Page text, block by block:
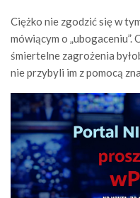
Ciężko nie zgodzić się w
mówiącym o
śmiertelne zagrożenia
nie przybyli im z pomocą